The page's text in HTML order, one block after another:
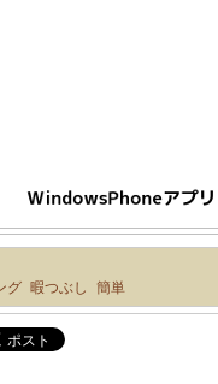
グ 暇つぶし 簡単